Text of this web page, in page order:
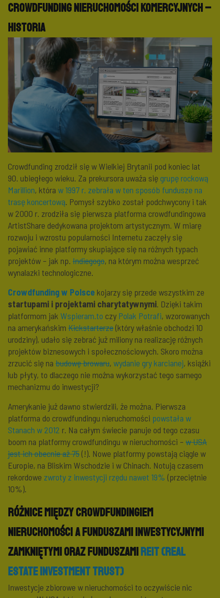
Crowdfunding nieruchomości komercyjnych –
historia
Crowdfunding zrodził się w Wielkiej Brytanii pod koniec lat
90. ubiegłego wieku. Za prekursora uważa się grupę rockową
Marillion, która w 1997 r. zebrała w ten sposób fundusze na
trasę koncertową. Pomysł szybko został podchwycony i tak
w 2000 r. zrodziła się pierwsza platforma crowdfundingowa
ArtistShare dedykowana projektom artystycznym. W miarę
rozwoju i wzrostu popularności Internetu zaczęły się
pojawiać inne platformy skupiające się na różnych typach
projektów – jak np. Indiegogo, na którym można wesprzeć
wynalazki technologiczne.
Crowdfunding w Polsce kojarzy się przede wszystkim ze
startupami i projektami charytatywnymi. Dzięki takim
platformom jak Wspieram.to czy Polak Potrafi, wzorowanych
na amerykańskim Kickstarterze(który właśnie obchodzi 10
urodziny), udało się zebrać już miliony na realizację różnych
projektów biznesowych i społecznościowych. Skoro można
zrzucić się na budowę browaru, wydanie gry karcianej, książki
lub płyty, to dlaczego nie można wykorzystać tego samego
mechanizmu do inwestycji?
Amerykanie już dawno stwierdzili, że można. Pierwsza
platforma do crowdfundingu nieruchomości powstała w
Stanach w 2012 r. Na całym świecie panuje od tego czasu
boom na platformy crowdfundingu w nieruchomości – w USA
jest ich obecnie aż 75(!). Nowe platformy powstają ciągle w
Europie, na Bliskim Wschodzie i w Chinach. Notują czasem
rekordowe zwroty z inwestycji rzędu nawet 19% (przeciętnie
10%).
Różnice między crowdfundingiem
nieruchomości a funduszami inwestycyjnymi
zamkniętymi oraz funduszamiREIT (Real
Estate Investment Trust)
Inwestycje zbiorowe w nieruchomości to oczywiście nic